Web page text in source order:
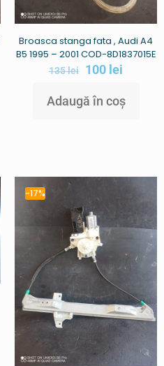
Broasca stanga fata , Audi A4
B5 1995 – 2001 COD-8D1837015E
135lei 100 lei
Adaugă în coș
-17%